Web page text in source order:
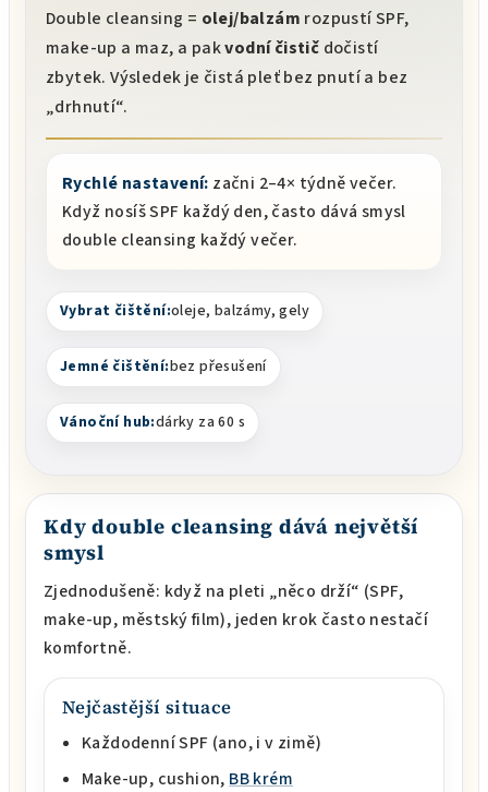
Double cleansing = olej/balzám rozpustí SPF,
make-up a maz, a pakvodní čistič dočistí
zbytek. Výsledek je čistá pleť bez pnutí a bez
„drhnutí“.
Rychlé nastavení: začni 2–4× týdně večer.
Když nosíš SPF každý den, často dává smysl
double cleansing každý večer.
Vybrat čištění:oleje, balzámy, gely
Jemné čištění:bez přesušení
Vánoční hub:dárky za 60 s
Kdy double cleansing dává největší
smysl
Zjednodušeně: když na pleti „něco drží“ (SPF,
make-up, městský film), jeden krok často nestačí
komfortně.
Nejčastější situace
Každodenní SPF (ano, i v zimě)
Make-up, cushion, BB krém